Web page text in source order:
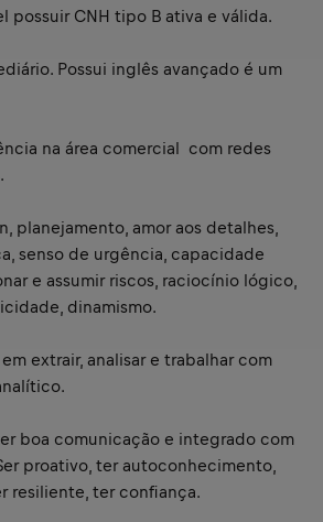
possuir CNH tipo B ativa e válida.
Possui inglês avançado é um
na área comercial com redes
planejamento, amor aos detalhes,
senso de urgência, capacidade
e assumir riscos, raciocínio lógico,
dinamismo.
extrair, analisar e trabalhar com
boa comunicação e integrado com
proativo, ter autoconhecimento,
resiliente, ter confiança.